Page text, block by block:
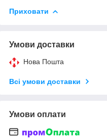
Приховати
Умови доставки
Нова Пошта
Всі умови доставки
Умови оплати